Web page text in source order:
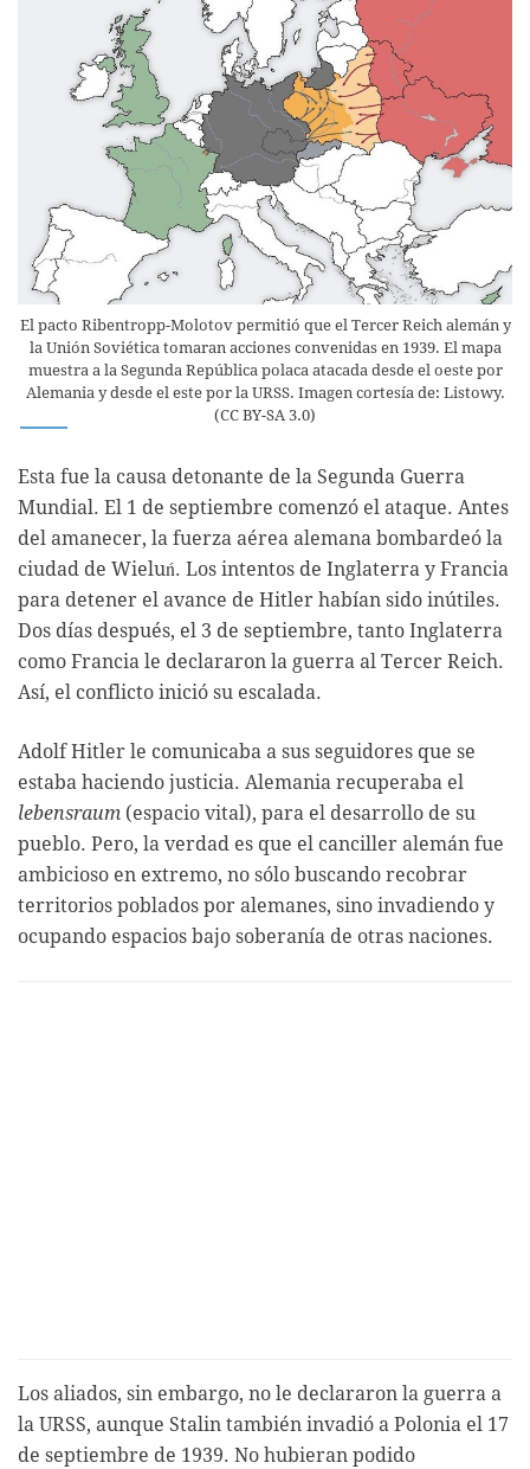
El pacto Ribentropp-Molotov permitió que el Tercer Reich alemán y
la Unión Soviética tomaran acciones convenidas en 1939. El mapa
muestra a la Segunda República polaca atacada desde el oeste por
Alemania y desde el este por la URSS. Imagen cortesía de: Listowy.
(CC BY-SA 3.0)
Esta fue la causa detonante de la Segunda Guerra
Mundial. El 1 de septiembre comenzó el ataque. Antes
del amanecer, la fuerza aérea alemana bombardeó la
ciudad de Wieluń. Los intentos de Inglaterra y Francia
para detener el avance de Hitler habían sido inútiles.
Dos días después, el 3 de septiembre, tanto Inglaterra
como Francia le declararon la guerra al Tercer Reich.
Así, el conflicto inició su escalada.
Adolf Hitler le comunicaba a sus seguidores que se
estaba haciendo justicia. Alemania recuperaba el
lebensraum (espacio vital), para el desarrollo de su
pueblo. Pero, la verdad es que el canciller alemán fue
ambicioso en extremo, no sólo buscando recobrar
territorios poblados por alemanes, sino invadiendo y
ocupando espacios bajo soberanía de otras naciones.
Los aliados, sin embargo, no le declararon la guerra a
la URSS, aunque Stalin también invadió a Polonia el 17
de septiembre de 1939. No hubieran podido